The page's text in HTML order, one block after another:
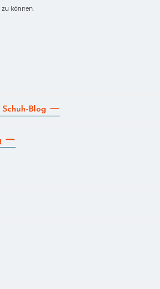
können.
Blog